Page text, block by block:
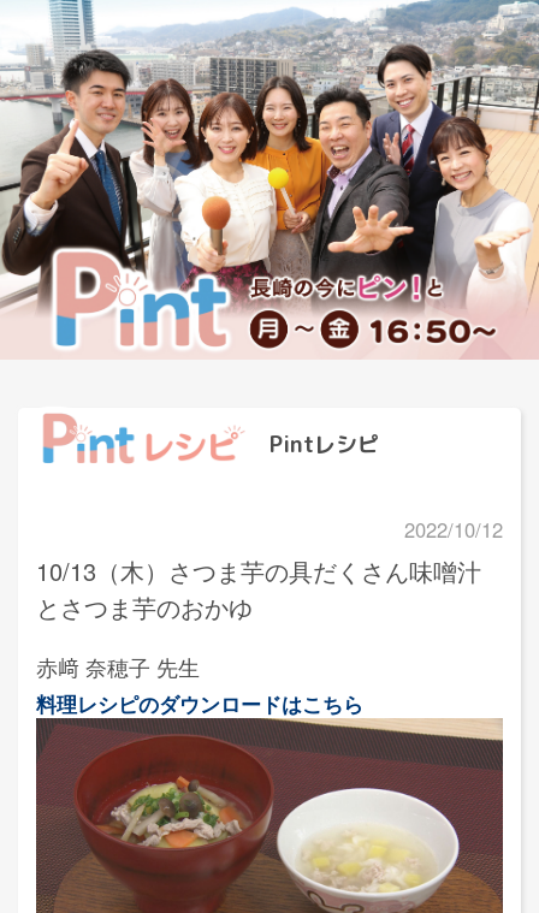
Pintレシピ
2022/10/12
10/13（木）さつま芋の具だくさん味噌汁
とさつま芋のおかゆ
赤﨑 奈穂子 先生
料理レシピのダウンロードはこちら